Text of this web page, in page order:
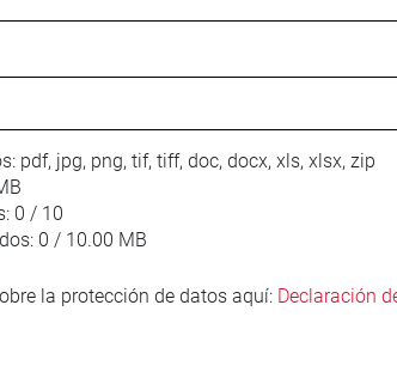
pdf, jpg, png, tif, tiff, doc, docx, xls, xlsx, zip
0 / 10
0 / 10.00 MB
la protección de datos aquí: Declaración